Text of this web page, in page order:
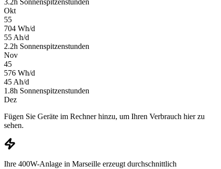
3.2h Sonnenspitzenstunden
Okt
55
704 Wh/d
55 Ah/d
2.2h Sonnenspitzenstunden
Nov
45
576 Wh/d
45 Ah/d
1.8h Sonnenspitzenstunden
Dez
Fügen Sie Geräte im Rechner hinzu, um Ihren Verbrauch hier zu
sehen.
Ihre 400W-Anlage in Marseille erzeugt durchschnittlich